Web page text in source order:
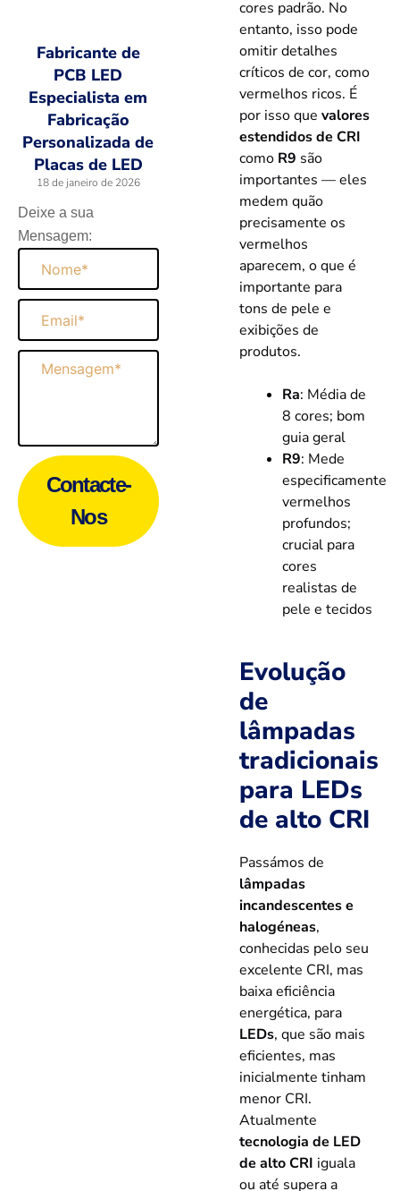
Fabricante de
PCB LED
Especialista em
Fabricação
Personalizada de
Placas de LED
18 de janeiro de 2026
Deixe a sua
Mensagem:
Nome
Email
Mensagem
Contacte-
Nos
cores padrão. No
entanto, isso pode
omitir detalhes
críticos de cor, como
vermelhos ricos. É
por isso que valores
estendidos de CRI
como R9 são
importantes — eles
medem quão
precisamente os
vermelhos
aparecem, o que é
importante para
tons de pele e
exibições de
produtos.
Ra: Média de
8 cores; bom
guia geral
R9: Mede
especificamente
vermelhos
profundos;
crucial para
cores
realistas de
pele e tecidos
Evolução
de
lâmpadas
tradicionais
para LEDs
de alto CRI
Passámos de
lâmpadas
incandescentes e
halogéneas,
conhecidas pelo seu
excelente CRI, mas
baixa eficiência
energética, para
LEDs, que são mais
eficientes, mas
inicialmente tinham
menor CRI.
Atualmente
tecnologia de LED
de alto CRI iguala
ou até supera a